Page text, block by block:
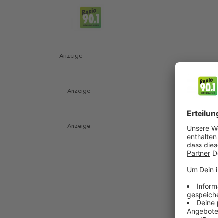
Anzeige
Anzeige
Anzeige